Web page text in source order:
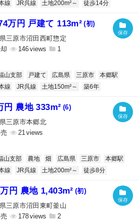
線 JR呉線 土地200m²～ 徒歩14分
万円 戸建て 113m² (初)
三原市沼田西町惣定
146 1
山支部 戸建て 広島県 三原市
本郷駅
線 JR呉線 土地150m²～ 築6年
円 農地 333m² (6)
三原市本郷北
21
山支部 農地 畑 広島県 三原市
本郷駅
線 JR呉線 土地200m²～ 徒歩8分
円 農地 1,403m² (初)
三原市沼田東町釜山
178 2